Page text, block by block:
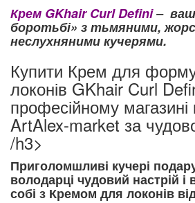
Крем GKhair Curl Defini–
боротьбі» з тьмяними,
неслухняними кучерями.
Купити Крем для
локонів GKhair Curl
професійному магазині
ArtAlex-market за
/h3>
Приголомшливі кучері
володарці чудовий настрій і
собі з Кремом для локонів